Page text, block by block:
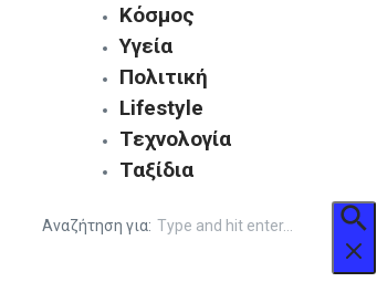
Κόσμος
Υγεία
Πολιτική
Lifestyle
Τεχνολογία
Ταξίδια
Αναζήτηση για: